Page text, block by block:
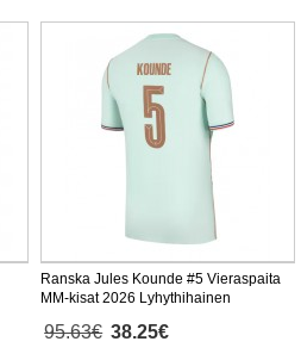
Ranska Jules Kounde #5 Vieraspaita
MM-kisat 2026 Lyhythihainen
95.63€ 38.25€